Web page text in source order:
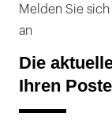
Melden Sie
an
Die
Ihren